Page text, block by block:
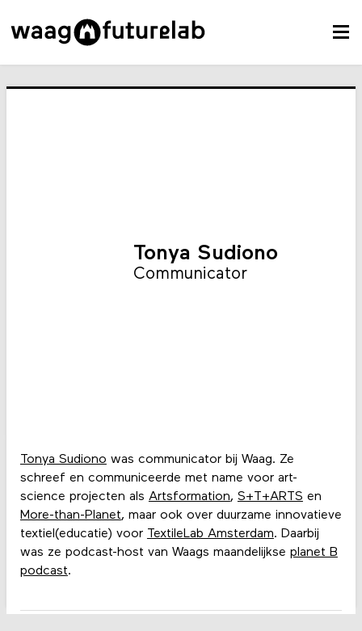
Tonya Sudiono
Communicator
Tonya Sudiono was communicator bij Waag. Ze
schreef en communiceerde met name voor art-
science projecten als Artsformation, S+T+ARTS en
More-than-Planet, maar ook over duurzame innovatieve
textiel(educatie) voor TextileLab Amsterdam. Daarbij
was ze podcast-host van Waags maandelijkse planet B
podcast.